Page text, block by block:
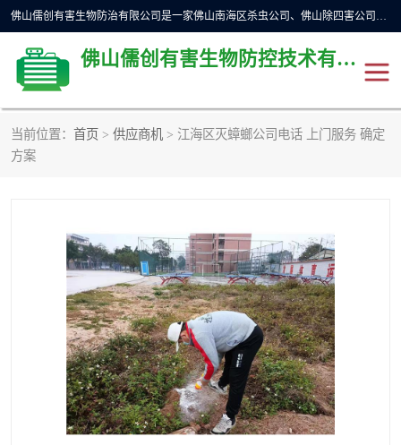
佛山儒创有害生物防治有限公司是一家佛山南海区杀虫公司、佛山除四害公司、佛山灭白蚁公司、佛山白蚁防治公司，让您远离虫害困扰。要问佛山白蚁防治哪家好？佛山儒创有害生物防治有限公司全佛山、广州，正规公司，上门勘查，可靠，售后有保障。
佛山儒创有害生物防控技术有限公司
当前位置： 首页 > 供应商机 > 江海区灭蟑螂公司电话 上门服务 确定
方案除四害公司
佛山灭白蚁公司 佛山杀虫公司
佛山除四害公司 灭鼠
灭蜱虫 消杀
灭苍蝇 灭跳蚤
灭蚊虫 灭蟑螂